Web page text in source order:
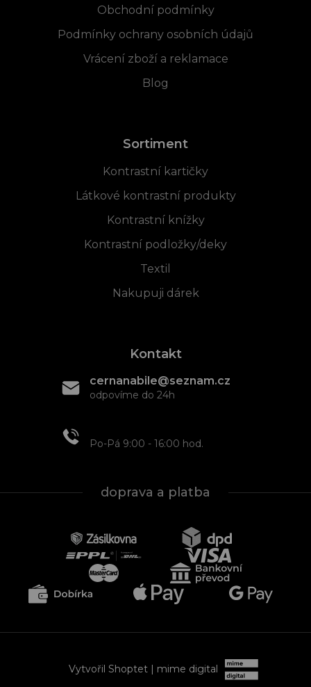
Obchodní podmínky
Podmínky ochrany osobních údajů
Vrácení zboží a reklamace
Blog
Sortiment
Kontrastní kartičky
Látkové kontrastní produkty
Kontrastní knížky
Kontrastní podložky/deky
Textil
Nakupuji dárek
Kontakt
cernanabile@seznam.cz
odpovíme do 24h
Po-Pá 9:00 - 16:00 hod.
doprava a platba
Vytvořil Shoptet | mime digital